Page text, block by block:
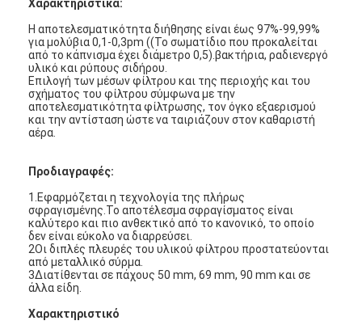
Σπίτι
Χαρακτηριστικά:
Η αποτελεσματικότητα διήθησης είναι έως 97%-99,99%
για μολύβια 0,1-0,3pm ((Το σωματίδιο που προκαλείται
από το κάπνισμα έχει διάμετρο 0,5).βακτήρια, ραδιενεργό
υλικό και ρύπους σιδήρου.
Επιλογή των μέσων φίλτρου και της περιοχής και του
σχήματος του φίλτρου σύμφωνα με την
αποτελεσματικότητα φίλτρωσης, τον όγκο εξαερισμού
και την αντίσταση ώστε να ταιριάζουν στον καθαριστή
αέρα.
Προδιαγραφές:
1.Εφαρμόζεται η τεχνολογία της πλήρως
σφραγισμένης.Το αποτέλεσμα σφραγίσματος είναι
καλύτερο και πιο ανθεκτικό από το κανονικό, το οποίο
δεν είναι εύκολο να διαρρεύσει.
2Οι διπλές πλευρές του υλικού φίλτρου προστατεύονται
από μεταλλικό σύρμα.
3Διατίθενται σε πάχους 50 mm, 69 mm, 90 mm και σε
άλλα είδη.
Χαρακτηριστικό